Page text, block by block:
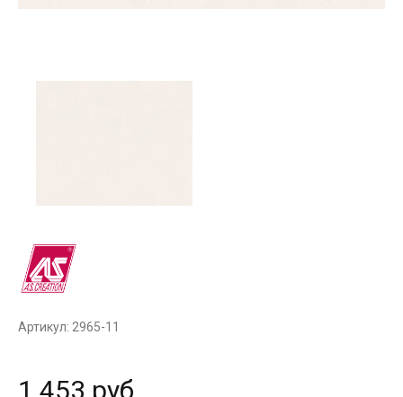
Артикул: 2965-11
1 453 руб.